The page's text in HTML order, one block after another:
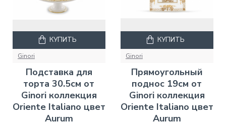
Ginori
Подставка для
торта 30.5см от
Ginori коллекция
Oriente Italiano цвет
Aurum
КУПИТЬ
Ginori
Прямоугольный
поднос 19см от
Ginori коллекция
Oriente Italiano цвет
Aurum
КУПИТЬ